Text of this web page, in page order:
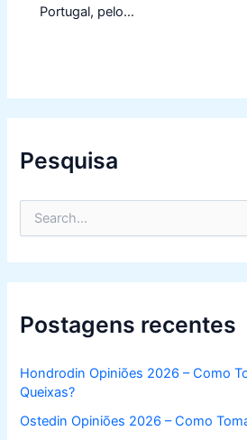
Portugal, pelo…
Pesquisa
r
c
f
o
:
Postagens recentes
Hondrodin Opiniões 2026 – Como
Queixas?
Ostedin Opiniões 2026 – Como